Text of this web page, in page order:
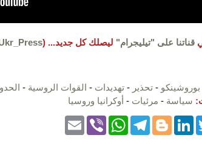
قناتنا على "تيليجرام" ليصلك كل جديد... (
بوروشينكو - تحذير - تهديدات - القوات الروسية -
سياسة - مرئيات - أوكرانيا وروسيا
T
Li
Bl
T
W
Vi